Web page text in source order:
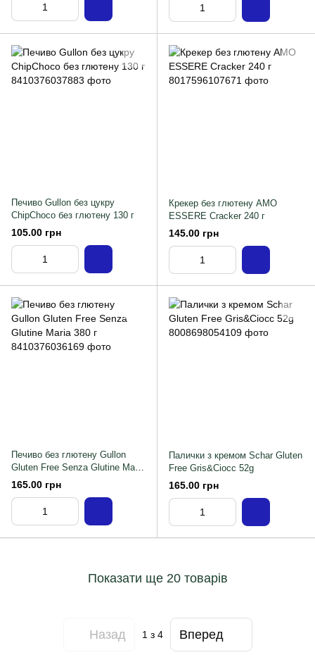
Печиво Gullon без цукру
ChipChoco без глютену 130 г
105.00 грн
Крекер без глютену AMO
ESSERE Cracker 240 г
145.00 грн
Печиво без глютену Gullon
Gluten Free Senza Glutine Maria
380 г
165.00 грн
Палички з кремом Schar Gluten
Free Gris&Ciocc 52g
165.00 грн
Показати ще 20 товарів
Назад 1з 4 Вперед